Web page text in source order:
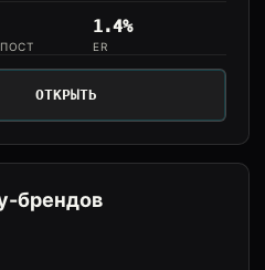
1.4%
ER
ОТКРЫТЬ
брендов